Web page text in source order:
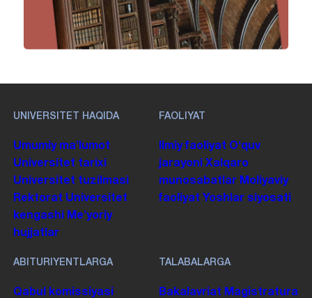
UNIVERSITET HAQIDA
Umumiy maʼlumot
Universitet tarixi
Universitet tuzilmasi
Rektorat Universitet
kengashi Me'yoriy
hujjatlar
FAOLIYAT
Ilmiy faoliyat Oʻquv
jarayoni Xalqaro
munosabatlar Moliyaviy
faoliyat Yoshlar siyosati
ABITURIYENTLARGA
Qabul komissiyasi
TALABALARGA
Bakalavriat Magistratura